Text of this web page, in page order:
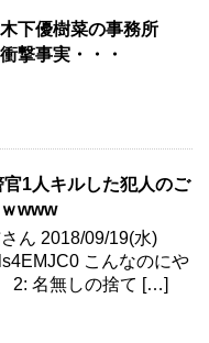
下優樹菜の事務所
撃事実・・・
官1人キルした犯人のご
www
ん 2018/09/19(水)
こんなのにや
名無しの捨て […]